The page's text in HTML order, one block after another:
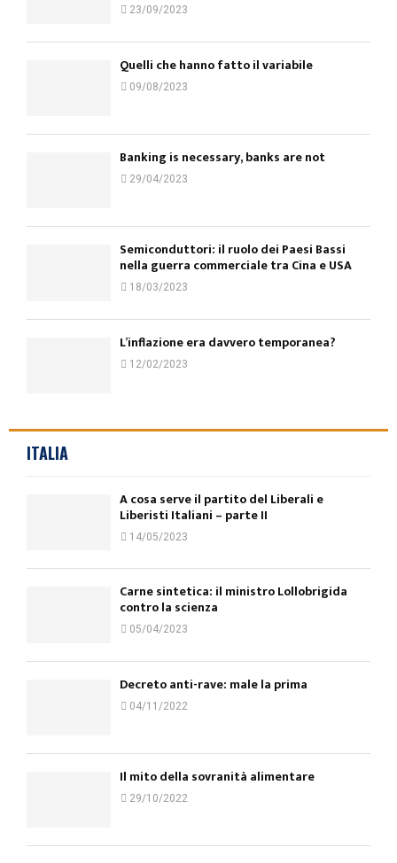
23/09/2023
Quelli che hanno fatto il variabile
09/08/2023
Banking is necessary, banks are not
29/04/2023
Semiconduttori: il ruolo dei Paesi Bassi
nella guerra commerciale tra Cina e USA
18/03/2023
L’inflazione era davvero temporanea?
12/02/2023
ITALIA
A cosa serve il partito del Liberali e
Liberisti Italiani – parte II
14/05/2023
Carne sintetica: il ministro Lollobrigida
contro la scienza
05/04/2023
Decreto anti-rave: male la prima
04/11/2022
Il mito della sovranità alimentare
29/10/2022